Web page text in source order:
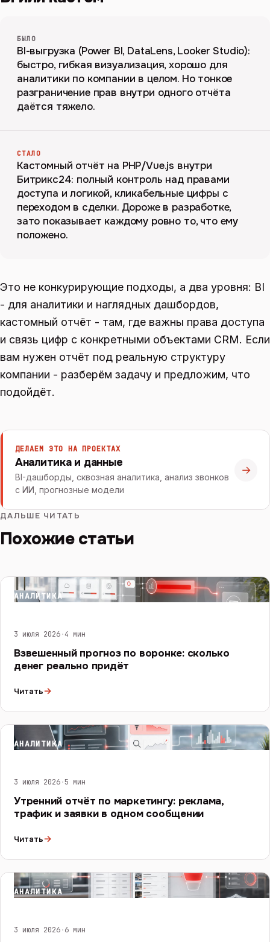
БЫЛО
BI-выгрузка (Power BI, DataLens, Looker Studio):
быстро, гибкая визуализация, хорошо для
аналитики по компании в целом. Но тонкое
разграничение прав внутри одного отчёта
даётся тяжело.
СТАЛО
Кастомный отчёт на PHP/Vue.js внутри
Битрикс24: полный контроль над правами
доступа и логикой, кликабельные цифры с
переходом в сделки. Дороже в разработке,
зато показывает каждому ровно то, что ему
положено.
Это не конкурирующие подходы, а два уровня: BI
- для аналитики и наглядных дашбордов,
кастомный отчёт - там, где важны права доступа
и связь цифр с конкретными объектами CRM. Если
вам нужен отчёт под реальную структуру
компании - разберём задачу и предложим, что
подойдёт.
ДЕЛАЕМ ЭТО НА ПРОЕКТАХ
Аналитика и данные
BI-дашборды, сквозная аналитика, анализ звонков
с ИИ, прогнозные модели
→
ДАЛЬШЕ ЧИТАТЬ
Похожие статьи
АНАЛИТИКА
3 июля 2026·4 мин
Взвешенный прогноз по воронке: сколько
денег реально придёт
Читать→
АНАЛИТИКА
3 июля 2026·5 мин
Утренний отчёт по маркетингу: реклама,
трафик и заявки в одном сообщении
Читать→
АНАЛИТИКА
3 июля 2026·6 мин